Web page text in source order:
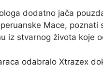
dodatno jača
Mace,
iz stvarnog života koje
odabralo Xtrazex